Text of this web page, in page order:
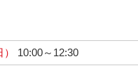
10:00～12:30